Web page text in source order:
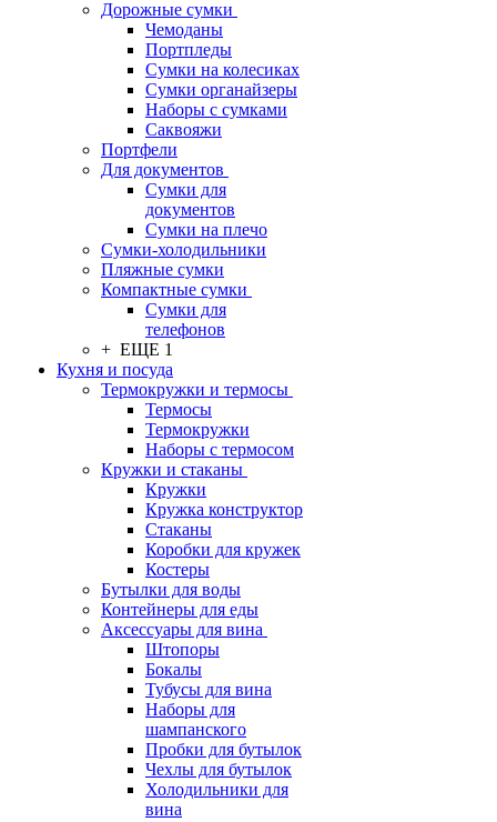
Дорожные сумки
Чемоданы
Портпледы
Сумки на колесиках
Сумки органайзеры
Наборы с сумками
Саквояжи
Портфели
Для документов
Сумки для
документов
Сумки на плечо
Сумки-холодильники
Пляжные сумки
Компактные сумки
Сумки для
телефонов
+ ЕЩЕ 1
Кухня и посуда
Термокружки и термосы
Термосы
Термокружки
Наборы с термосом
Кружки и стаканы
Кружки
Кружка конструктор
Стаканы
Коробки для кружек
Костеры
Бутылки для воды
Контейнеры для еды
Аксессуары для вина
Штопоры
Бокалы
Тубусы для вина
Наборы для
шампанского
Пробки для бутылок
Чехлы для бутылок
Холодильники для
вина